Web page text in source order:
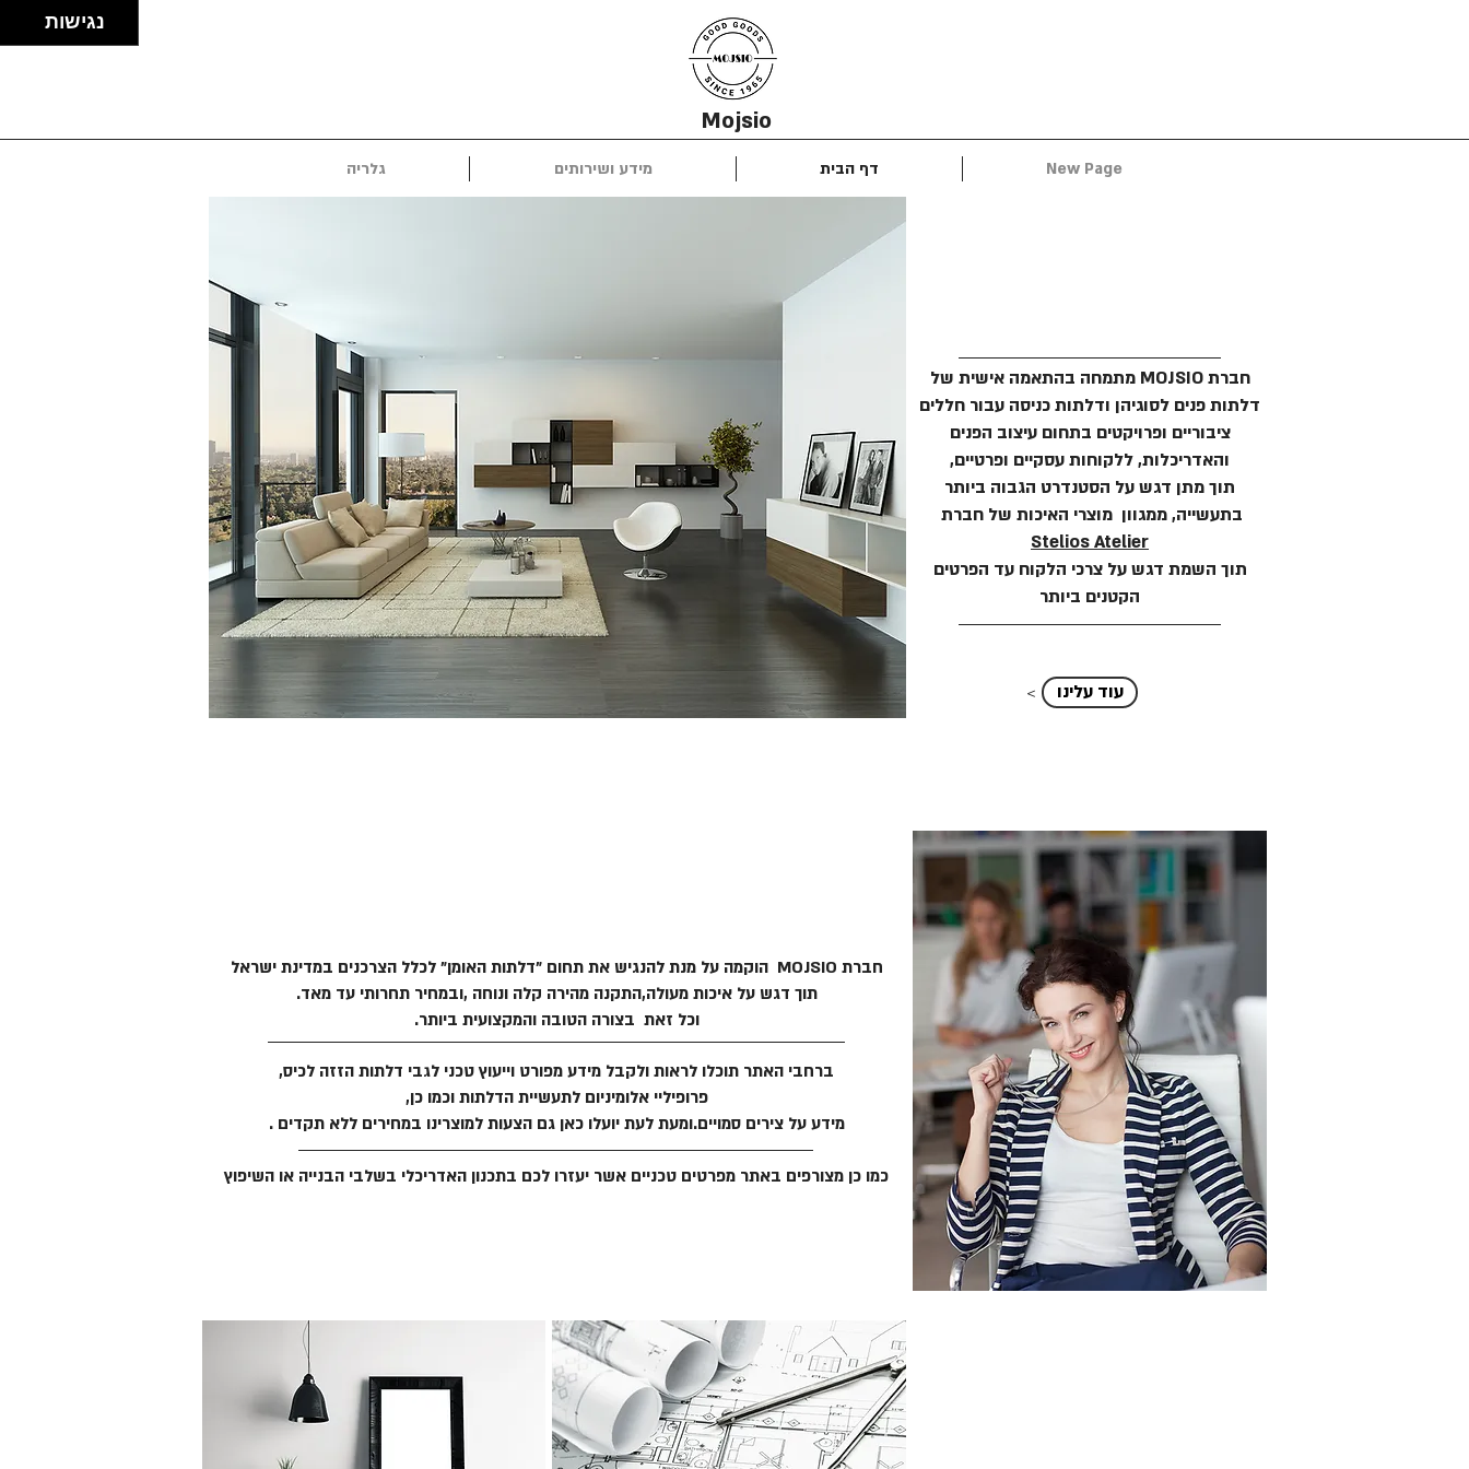
Mojsio
גלריה מידע ושירותים דף הבית New Page
חברת MOJSIO מתמחה בהתאמה אישית של
דלתות פנים לסוגיהן ודלתות כניסה עבור חללים
ציבוריים ופרויקטים בתחום עיצוב הפנים
והאדריכלות, ללקוחות עסקיים ופרטיים,
תוך מתן דגש על הסטנדרט הגבוה ביותר
בתעשייה, ממגוון מוצרי האיכות של חברת
Stelios Atelier
תוך השמת דגש על צרכי הלקוח עד הפרטים
הקטנים ביותר
> עוד עלינו
חברת MOJSIO הוקמה על מנת להנגיש את תחום "דלתות האומן" לכלל הצרכנים במדינת ישראל
תוך דגש על איכות מעולה,התקנה מהירה קלה ונוחה ,ובמחיר תחרותי עד מאד.
וכל זאת בצורה הטובה והמקצועית ביותר.
ברחבי האתר תוכלו לראות ולקבל מידע מפורט וייעוץ טכני לגבי דלתות הזזה לכיס,
פרופיליי אלומיניום לתעשיית הדלתות וכמו כן,
מידע על צירים סמויים.ומעת לעת יועלו כאן גם הצעות למוצרינו במחירים ללא תקדים .
כמו כן מצורפים באתר מפרטים טכניים אשר יעזרו לכם בתכנון האדריכלי בשלבי הבנייה או השיפוץ
נגישות